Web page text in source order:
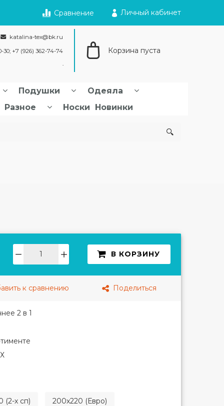
Сравнение Личный кабинет
katalina-tex@bk.ru
30; +7 (926) 362-74-74
Корзина пуста
Подушки
Одеяла
Разное Носки Новинки
В КОРЗИНУ
к сравнению Поделиться
2 в 1
(2-х сп) 200х220 (Евро)